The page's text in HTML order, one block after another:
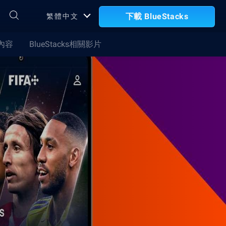
繁體中文 下載 BlueStacks
容 BlueStacks相關影片